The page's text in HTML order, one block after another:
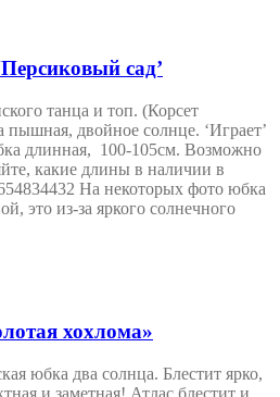
сад’
танца и топ. (Корсет
пышная, двойное солнце. ‘Играет’
длинная, 100-105см. Возможно
какие длины в наличии в
На некоторых фото юбка
это из-за яркого солнечного
хохлома»
юбка два солнца. Блестит ярко,
и заметная! Атлас блестит и